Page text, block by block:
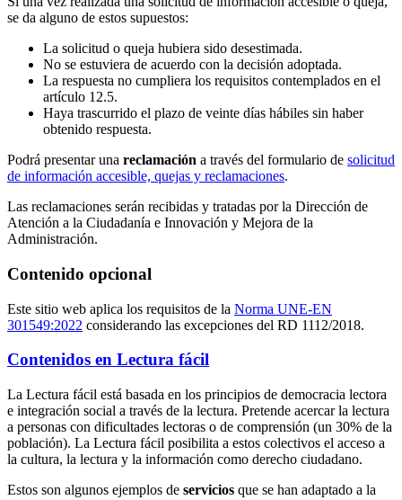
se da alguno de estos supuestos:
La solicitud o queja hubiera sido desestimada.
No se estuviera de acuerdo con la decisión adoptada.
La respuesta no cumpliera los requisitos contemplados en el
artículo 12.5.
Haya trascurrido el plazo de veinte días hábiles sin haber
obtenido respuesta.
Podrá presentar una reclamación a través del formulario de solicitud
de información accesible, quejas y reclamaciones.
Las reclamaciones serán recibidas y tratadas por la Dirección de
Atención a la Ciudadanía e Innovación y Mejora de la
Administración.
Contenido opcional
Este sitio web aplica los requisitos de la Norma UNE-EN
301549:2022 considerando las excepciones del RD 1112/2018.
Contenidos en Lectura fácil
La Lectura fácil está basada en los principios de democracia lectora
e integración social a través de la lectura. Pretende acercar la lectura
a personas con dificultades lectoras o de comprensión (un 30% de la
población). La Lectura fácil posibilita a estos colectivos el acceso a
la cultura, la lectura y la información como derecho ciudadano.
Estos son algunos ejemplos de servicios que se han adaptado a la